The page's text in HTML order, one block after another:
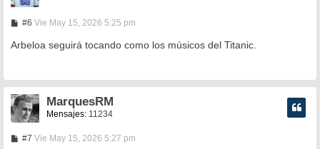
#6M
n
e
Vie May 15, 2026 5:25 pm
Arbeloa seguirá tocando como los músicos del Titanic.
MarquesRM
Mensajes: 11234
#7MVie May 15, 2026 5:27 pm